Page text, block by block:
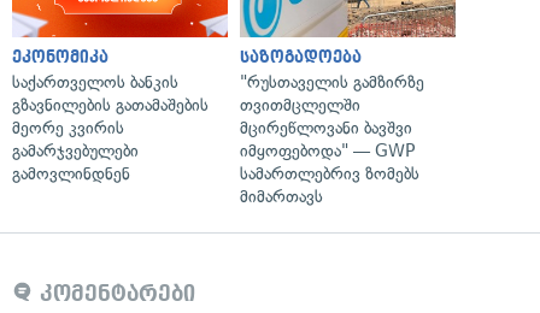
ეკონომიკა
საქართველოს ბანკის
გზავნილების გათამაშების
მეორე კვირის
გამარჯვებულები
გამოვლინდნენ
საზოგადოება
"რუსთაველის გამზირზე
თვითმცლელში
მცირეწლოვანი ბავშვი
იმყოფებოდა" — GWP
სამართლებრივ ზომებს
მიმართავს
კომენტარები